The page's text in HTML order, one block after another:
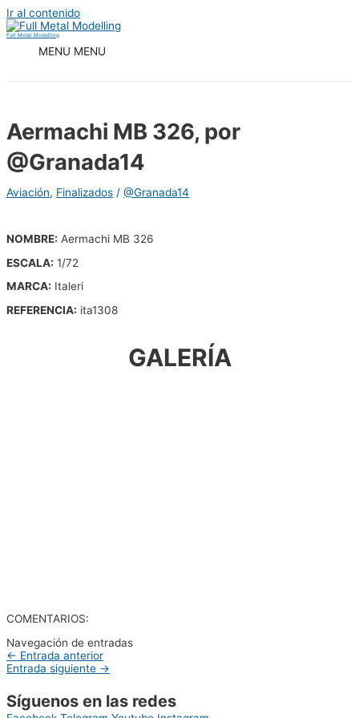
Ir al contenido
Full Metal Modelling
MENU MENU
Aermachi MB 326, por
@Granada14
Aviación, Finalizados / @Granada14
NOMBRE: Aermachi MB 326
ESCALA: 1/72
MARCA: Italeri
REFERENCIA: ita1308
GALERÍA
COMENTARIOS:
Navegación de entradas
← Entrada anterior
Entrada siguiente →
Síguenos en las redes